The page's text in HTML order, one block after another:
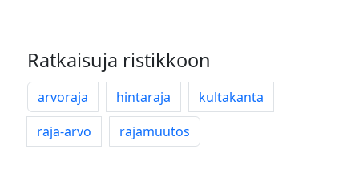
Ratkaisuja ristikkoon
arvoraja hintaraja
kultakanta
raja-arvo
rajamuutos